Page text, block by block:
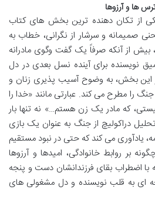
ها و آرزوها
از تکان دهنده ترین بخش های کتاب
صمیمانه و سرشار از نگرانی، خطاب به
از آنکه صرفاً یک گفت وگوی مادرانه
نویسنده برای آینده نسل بعدی در دل
این بخش، به وضوح آسیب پذیری زنان و
را مطرح می کند. عبارتی مانند «خدا را
که مادر یک زن هستم…» نه تنها بار
دراکولیچ از جنگ به عنوان یک بازی
یادآوری می کند که حتی در نبود مستقیم
بر روابط خانوادگی، امیدها و آرزوها
اضطراب بقای فرزندانشان دست و پنجه
ای به قلب نویسنده و دل مشغولی های